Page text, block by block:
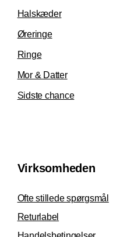
Halskæder
Øreringe
Ringe
Mor & Datter
Sidste chance
Virksomheden
Ofte stillede spørgsmål
Returlabel